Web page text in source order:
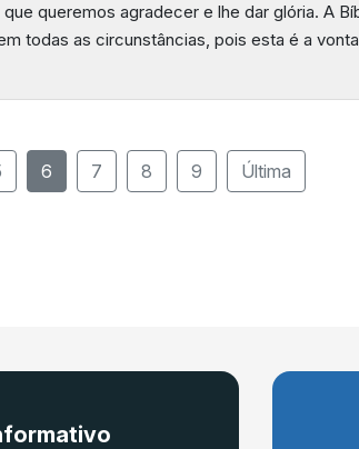
queremos agradecer e lhe dar glória. A
todas as circunstâncias, pois esta é a
6 7 8 9 Última